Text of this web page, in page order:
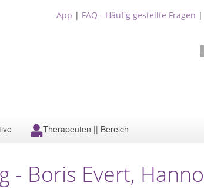
App | FAQ - Häufig gestellte Fragen |
Therapeuten || Bereich
- Boris Evert,